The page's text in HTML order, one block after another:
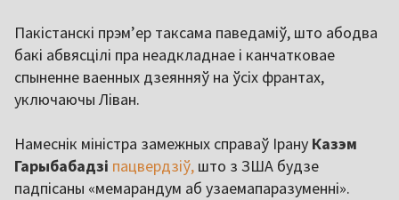
Пакістанскі прэм’ер таксама паведаміў, што абодва
бакі абвясцілі пра неадкладнае і канчатковае
спыненне ваенных дзеянняў на ўсіх франтах,
уключаючы Ліван.
Намеснік міністра замежных справаў Ірану Казэм
Гарыбабадзі пацвердзіў, што з ЗША будзе
падпісаны «мемарандум аб узаемапаразуменні».